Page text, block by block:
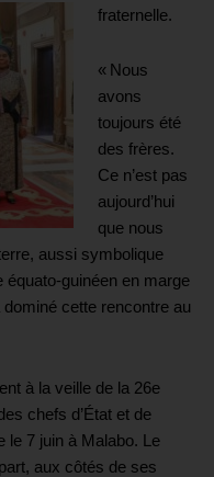
fraternelle.
« Nous
avons
toujours été
des frères.
Ce n’est pas
aujourd’hui
que nous
aussi symbolique
équato-guinéen en marge
dominé cette rencontre au
à la veille de la 26e
chefs d’État et de
le 7 juin à Malabo. Le
aux côtés de ses